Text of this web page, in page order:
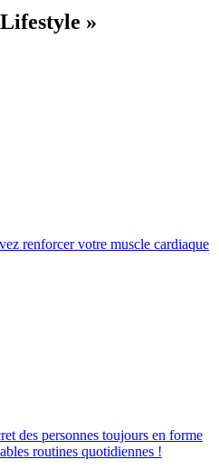
»
renforcer votre muscle cardiaque
des personnes toujours en forme
routines quotidiennes !